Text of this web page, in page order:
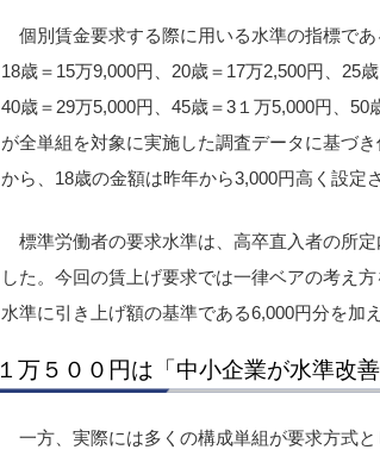
個別賃金要求する際に用いる水準の指標で
18歳＝15万9,000円、20歳＝17万2,500円、25
40歳＝29万5,000円、45歳＝3１万5,000円、
が全単組を対象に実施した調査データに基づ
から、18歳の金額は昨年から3,000円高く設定
標準労働者の要求水準は、高卒直入者の所
した。今回の賃上げ要求では一律ベアの考え
水準に引き上げ額の基準である6,000円分を加
１万５００円は「中小企業が水準改
一方、実際には多くの構成単組が要求方式